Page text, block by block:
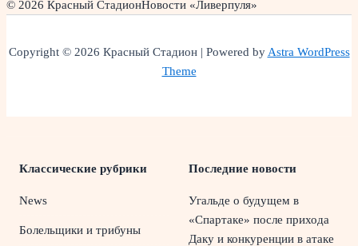
© 2026 Красный СтадионНовости «Ливерпуля»
Copyright © 2026 Красный Стадион | Powered byAstra WordPress
Theme
Классические рубрики
News
Болельщики и трибуны
Последние новости
Угальде о будущем в
«Спартаке» после прихода
Даку и конкуренции в атаке